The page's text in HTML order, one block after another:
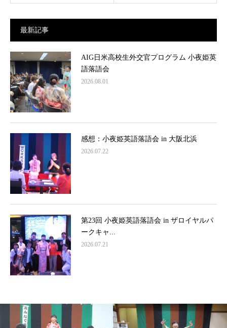
最新記事
AIG日米高校生外交官プログラム 小夜姫英
語落語会
2026.08.01
感想：小夜姫英語落語会 in 大阪北浜
2026.07.22
第23回 小夜姫英語落語会 in ザロイヤルパ
ークキャ...
2026.07.21